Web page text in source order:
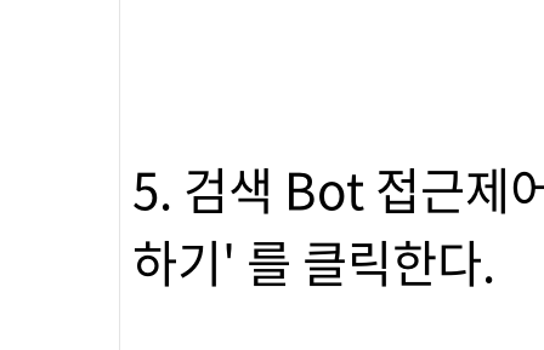
5. 검색 Bot 접근제
하기' 를 클릭한다.